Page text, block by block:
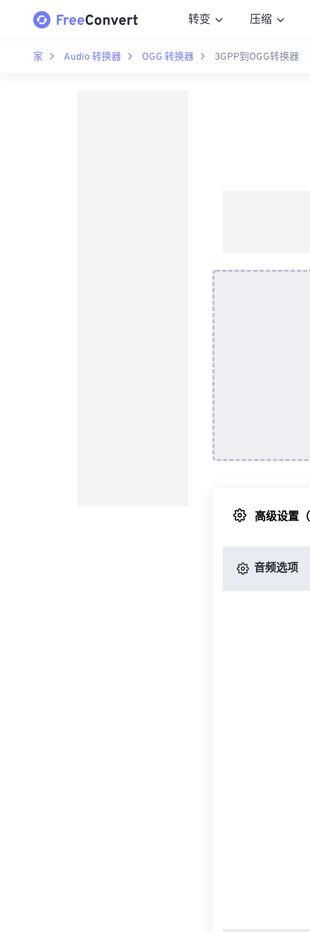
转变 压缩
家 Audio 转换器 OGG 转换器 3GPP到OGG转换器
高级设置
音频选项